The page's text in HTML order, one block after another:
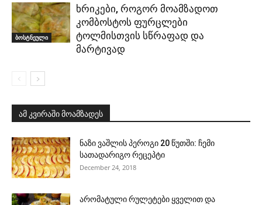
ბოსტნეული
ხრიკები, როგორ მოამზადოთ
კომბოსტოს ფურცლები
ტოლმისთვის სწრაფად და
მარტივად
ამ კვირაში მოამზადეს
ნაზი ვაშლის პეროგი 20 წუთში: ჩემი
სათადარიგო რეცეპტი
December 24, 2018
არომატული რულეტები ყველით და